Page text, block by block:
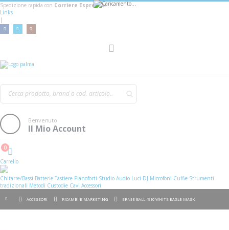
Spedizione rapida con Corriere Espresso!
Links
|
Benvenuto
Il Mio Account
Cart
0
Carrello
Chitarre/Bassi Batterie Tastiere Pianoforti Studio Audio Luci DJ Microfoni Cuffie Strumenti
tradizionali Metodi Custodie Cavi Accessori
ACCESSORI RICAMBI E MARKETING ERNIE BALL 4910 WHITE EAGLE MASK